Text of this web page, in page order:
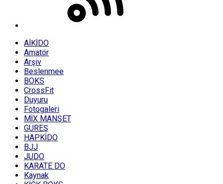
AİKİDO
Amatör
Arşiv
Beslenmee
BOKS
CrossFit
Duyuru
Fotogaleri
MİX MANŞET
GÜREŞ
HAPKİDO
BJJ
JUDO
KARATE DO
Kaynak